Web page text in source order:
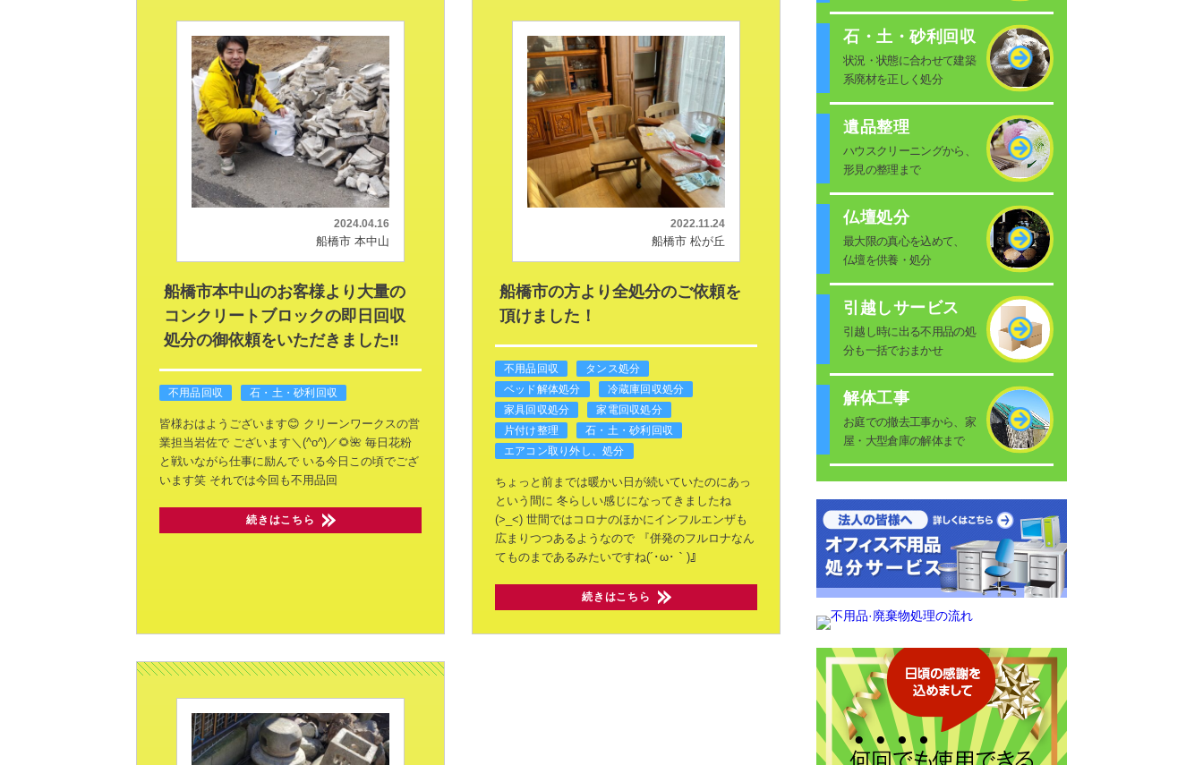
2024.04.16
船橋市 本中山
船橋市本中山のお客様より大量の
コンクリートブロックの即日回収
処分の御依頼をいただきました‼️
不用品回収 石・土・砂利回収
皆様おはようございます😊 クリーンワークスの営
業担当岩佐で ございます＼(^o^)／🌻🌺 毎日花粉
と戦いながら仕事に励んで いる今日この頃でござ
います笑 それでは今回も不用品回
続きはこちら
2022.11.24
船橋市 松が丘
船橋市の方より全処分のご依頼を
頂けました！
不用品回収
タンス処分
ベッド解体処分
冷蔵庫回収処分
家具回収処分
家電回収処分
片付け整理
石・土・砂利回収
エアコン取り外し、処分
ちょっと前までは暖かい日が続いていたのにあっ
という間に 冬らしい感じになってきましたね
(>_<) 世間ではコロナのほかにインフルエンザも
広まりつつあるようなので 『併発のフルロナなん
てものまであるみたいですね(´･ω･｀)』
続きはこちら
石・土・砂利回収
状況・状態に合わせて建築
系廃材を正しく処分
遺品整理
ハウスクリーニングから、
形見の整理まで
仏壇処分
最大限の真心を込めて、
仏壇を供養・処分
引越しサービス
引越し時に出る不用品の処
分も一括でおまかせ
解体工事
お庭での撤去工事から、家
屋・大型倉庫の解体まで